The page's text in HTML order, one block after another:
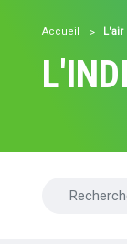
Accueil
Chercher